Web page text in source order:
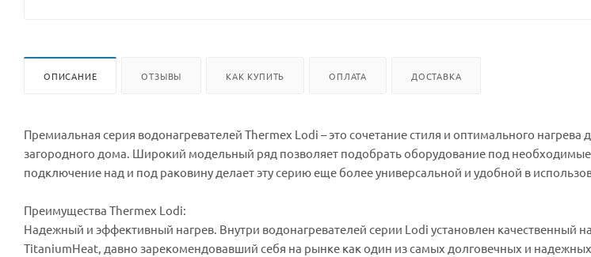
ОПИСАНИЕ ОТЗЫВЫ КАК КУПИТЬ ОПЛАТА ДОСТАВКА
Премиальная серия водонагревателей Thermex Lodi – это сочетание стиля и оптимального нагрева
загородного дома. Широкий модельный ряд позволяет подобрать оборудование под
подключение над и под раковину делает эту серию еще более универсальной и удобной в
Преимущества Thermex Lodi:
Надежный и эффективный нагрев. Внутри водонагревателей серии Lodi установлен качественный
TitaniumHeat, давно зарекомендовавший себя на рынке как один из самых долговечных и